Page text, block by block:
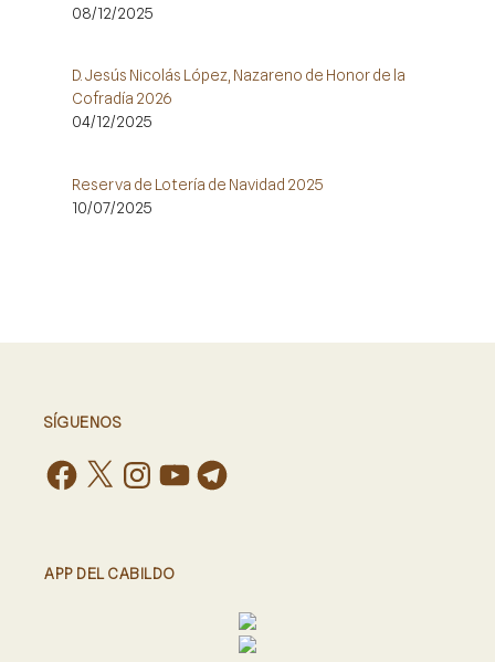
08/12/2025
D. Jesús Nicolás López, Nazareno de Honor de la
Cofradía 2026
04/12/2025
Reserva de Lotería de Navidad 2025
10/07/2025
SÍGUENOS
APP DEL CABILDO